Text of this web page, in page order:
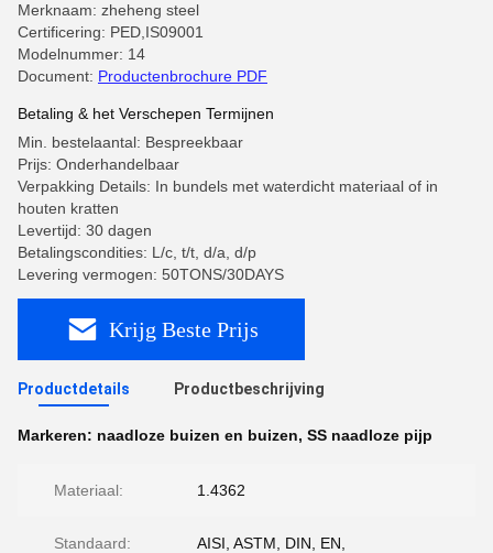
Merknaam: zheheng steel
Certificering: PED,IS09001
Modelnummer: 14
Document: Productenbrochure PDF
Betaling & het Verschepen Termijnen
Min. bestelaantal: Bespreekbaar
Prijs: Onderhandelbaar
Verpakking Details: In bundels met waterdicht materiaal of in
houten kratten
Levertijd: 30 dagen
Betalingscondities: L/c, t/t, d/a, d/p
Levering vermogen: 50TONS/30DAYS
Krijg Beste Prijs
Productdetails Productbeschrijving
Markeren: naadloze buizen en buizen, SS naadloze pijp
Materiaal: 1.4362
Standaard: AISI, ASTM, DIN, EN,